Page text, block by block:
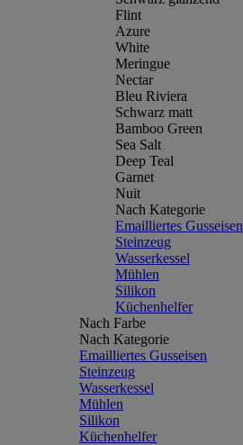
Flint
Azure
White
Meringue
Nectar
Bleu Riviera
Schwarz matt
Bamboo Green
Sea Salt
Deep Teal
Garnet
Nuit
Nach Kategorie
Emailliertes Gusseisen
Steinzeug
Wasserkessel
Mühlen
Silikon
Küchenhelfer
Nach Farbe
Nach Kategorie
Emailliertes Gusseisen
Steinzeug
Wasserkessel
Mühlen
Silikon
Küchenhelfer